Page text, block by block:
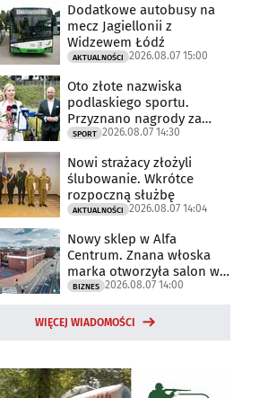
Dodatkowe autobusy na
mecz Jagiellonii z
Widzewem Łódź
AKTUALNOŚCI 2026.08.07 15:00
Oto złote nazwiska
podlaskiego sportu.
Przyznano nagrody za
2025 rok
SPORT 2026.08.07 14:30
Nowi strażacy złożyli
ślubowanie. Wkrótce
rozpoczną służbę
AKTUALNOŚCI 2026.08.07 14:04
Nowy sklep w Alfa
Centrum. Znana włoska
marka otworzyła salon w
Białymstoku
BIZNES 2026.08.07 14:00
WIĘCEJ WIADOMOŚCI